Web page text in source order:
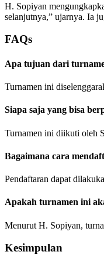
H. Sopiyan
selanjutnya,” ujarnya. Ia
FAQs
Apa tujuan dari
Turnamen ini
Siapa saja yang bisa
Turnamen ini diikuti oleh
Bagaimana cara
Pendaftaran dapat
Apakah turnamen ini
Menurut H. Sopiyan,
Kesimpulan